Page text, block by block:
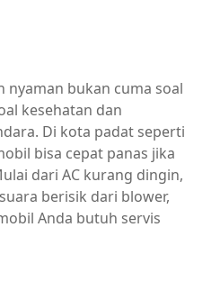
nyaman bukan cuma soal
kesehatan dan
Di kota padat seperti
bisa cepat panas jika
dari AC kurang dingin,
berisik dari blower,
Anda butuh servis